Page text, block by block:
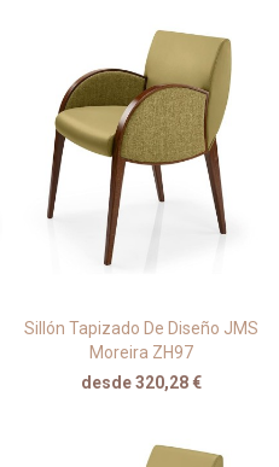
Sillón Tapizado De Diseño JMS
Moreira ZH97
desde 320,28 €